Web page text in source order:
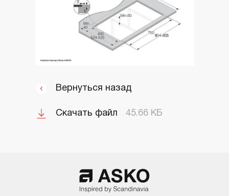
Вернуться назад
Скачать файл 45.66 КБ